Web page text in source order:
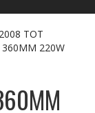
TOT
360MM 220W